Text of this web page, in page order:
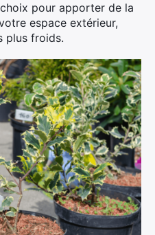
pour apporter de la
espace extérieur,
plus froids.